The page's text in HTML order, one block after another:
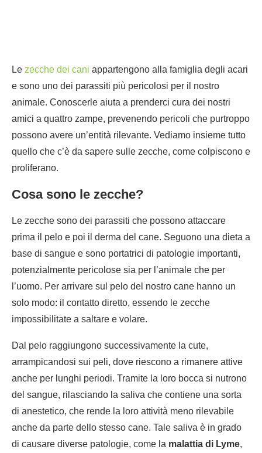
Le zecche dei cani appartengono alla famiglia degli acari
e sono uno dei parassiti più pericolosi per il nostro
animale. Conoscerle aiuta a prenderci cura dei nostri
amici a quattro zampe, prevenendo pericoli che purtroppo
possono avere un’entità rilevante. Vediamo insieme tutto
quello che c’è da sapere sulle zecche, come colpiscono e
proliferano.
Cosa sono le zecche?
Le zecche sono dei parassiti che possono attaccare
prima il pelo e poi il derma del cane. Seguono una dieta a
base di sangue e sono portatrici di patologie importanti,
potenzialmente pericolose sia per l’animale che per
l’uomo. Per arrivare sul pelo del nostro cane hanno un
solo modo: il contatto diretto, essendo le zecche
impossibilitate a saltare e volare.
Dal pelo raggiungono successivamente la cute,
arrampicandosi sui peli, dove riescono a rimanere attive
anche per lunghi periodi. Tramite la loro bocca si nutrono
del sangue, rilasciando la saliva che contiene una sorta
di anestetico, che rende la loro attività meno rilevabile
anche da parte dello stesso cane. Tale saliva è in grado
di causare diverse patologie, come la malattia di Lyme,